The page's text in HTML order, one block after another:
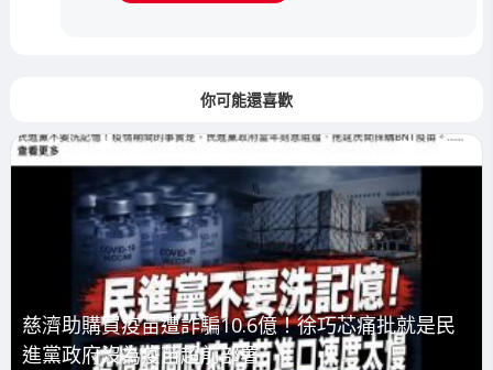
你可能還喜歡
慈濟助購買疫苗遭詐騙10.6億！徐巧芯痛批就是民
進黨政府沒為疫苗超前部署